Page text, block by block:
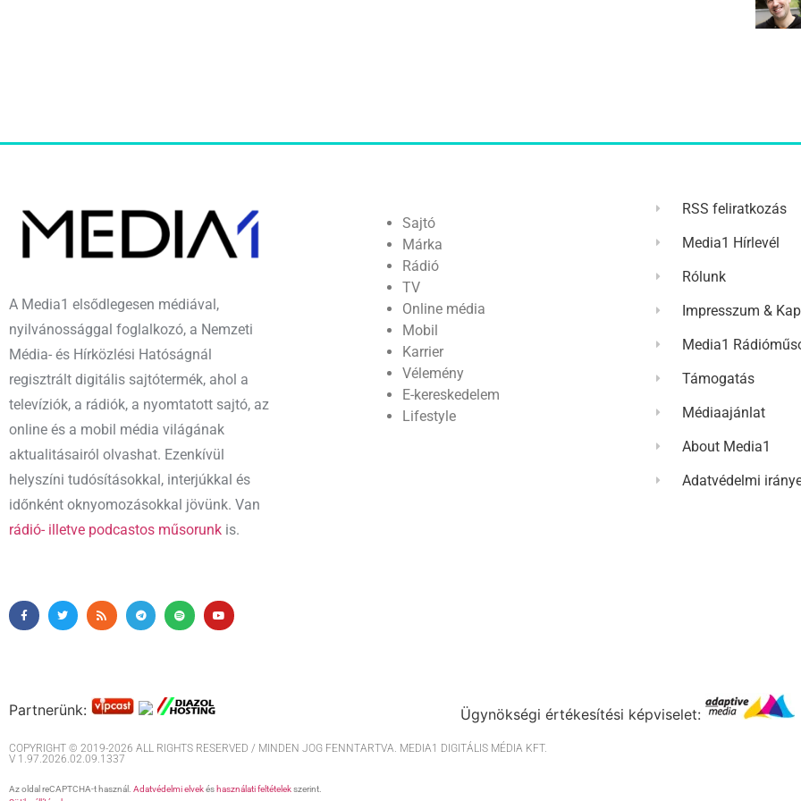
A Media1 elsődlegesen médiával,
nyilvánossággal foglalkozó, a Nemzeti
Média- és Hírközlési Hatóságnál
regisztrált digitális sajtótermék, ahol a
televíziók, a rádiók, a nyomtatott sajtó, az
online és a mobil média világának
aktualitásairól olvashat. Ezenkívül
helyszíni tudósításokkal, interjúkkal és
időnként oknyomozásokkal jövünk. Van
rádió- illetve podcastos műsorunk is.
Sajtó
Márka
Rádió
TV
Online média
Mobil
Karrier
Vélemény
E-kereskedelem
Lifestyle
RSS feliratkozás
Media1 Hírlevél
Rólunk
Impresszum &
Media1
Támogatás
Médiaajánlat
About Media1
Adatvédelmi
Partnerünk: Ügynökségi értékesítési képviselet:
COPYRIGHT © 2019-2026 ALL RIGHTS RESERVED / MINDEN JOG FENNTARTVA. MEDIA1 DIGITÁLIS MÉDIA KFT.
V 1.97.2026.02.09.1337
Az oldal reCAPTCHA-t használ. Adatvédelmi elvekés használati feltételekszerint.